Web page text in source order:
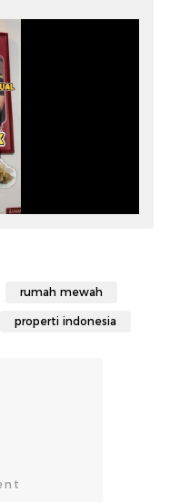
rumah mewah
properti indonesia